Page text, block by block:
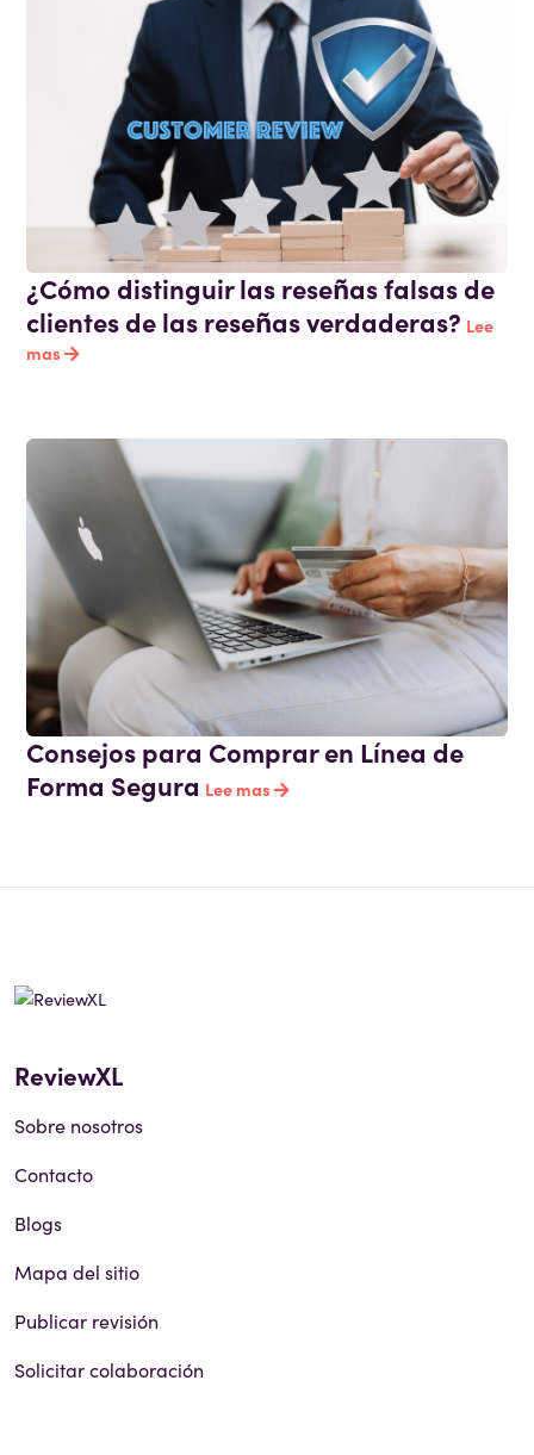
¿Cómo distinguir las reseñas falsas de
clientes de las reseñas verdaderas? Lee
mas
Consejos para Comprar en Línea de
Forma Segura Lee mas
ReviewXL
Sobre nosotros
Contacto
Blogs
Mapa del sitio
Publicar revisión
Solicitar colaboración